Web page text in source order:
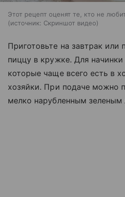
Этот рецепт оценят те, кто не
источник: Скриншот видео
Приготовьте на завтрак или
пиццу в кружке. Для
которые чаще всего есть в
хозяйки. При подаче можно
мелко нарубленным зеленым